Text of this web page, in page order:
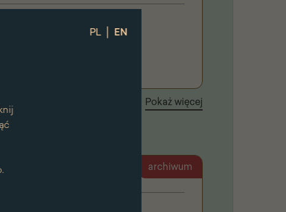
PL | EN
| warsztaty kaligrafii
Pokaż więcej
archiwum